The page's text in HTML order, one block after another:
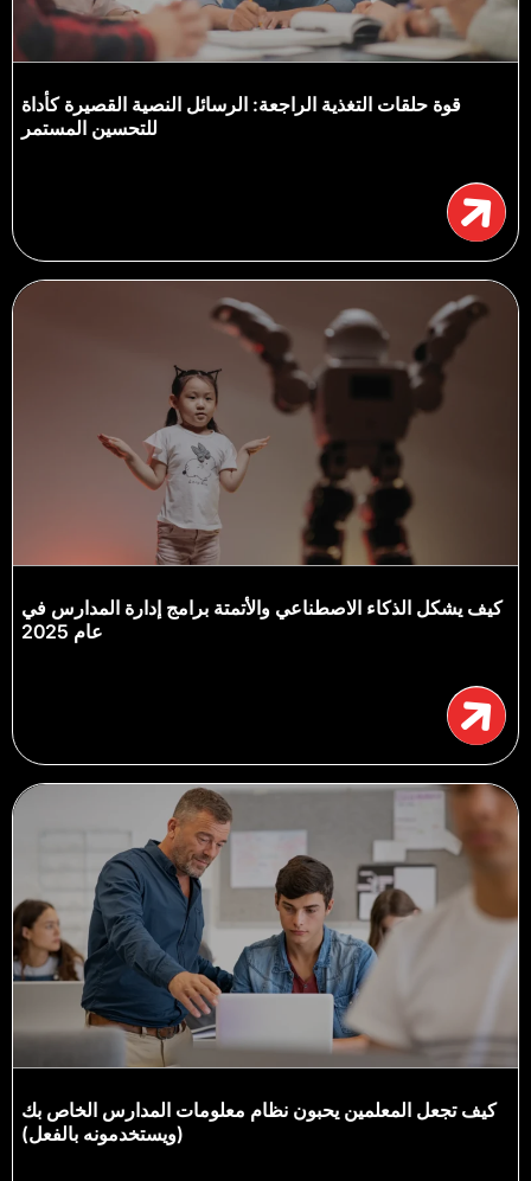
قوة حلقات التغذية الراجعة: الرسائل النصية القصيرة كأداة
للتحسين المستمر
كيف يشكل الذكاء الاصطناعي والأتمتة برامج إدارة المدارس في
عام 2025
كيف تجعل المعلمين يحبون نظام معلومات المدارس الخاص بك
(ويستخدمونه بالفعل)